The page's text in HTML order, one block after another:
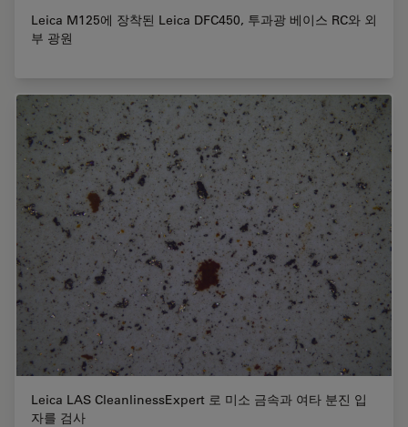
Leica M125에 장착된 Leica DFC450, 투과광 베이스 RC와 외
부 광원
Leica LAS CleanlinessExpert 로 미소 금속과 여타 분진 입
자를 검사